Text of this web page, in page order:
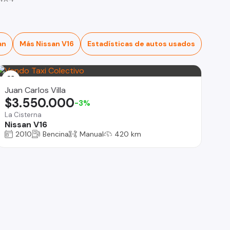
Más Nissan V16 Estadísticas de autos usados
Juan Carlos Villa
La Cisterna
Nissan V16
$3.550.000-3%
2010 Bencina Manual 420 km